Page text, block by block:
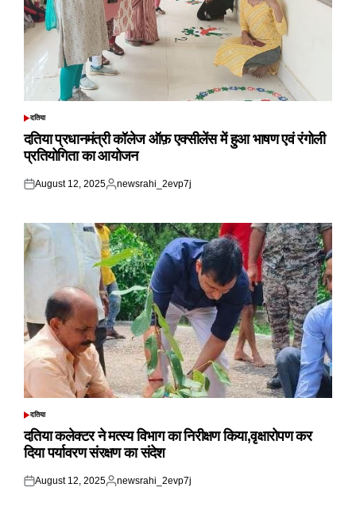
POSTED
दतिया
दतिया प्रधानमंत्री कॉलेज ऑफ़ एक्सीलेंस में हुआ भाषण एवं रंगोली
प्रतियोगिता का आयोजन
Posted
August 12, 2025
Posted
newsrahi_2evp7j
POSTED
दतिया
दतिया कलेक्टर ने मत्स्य विभाग का निरीक्षण किया,वृक्षारोपण कर
दिया पर्यावरण संरक्षण का संदेश
Posted
August 12, 2025
Posted
newsrahi_2evp7j